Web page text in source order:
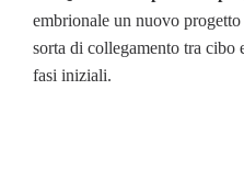
embrionale un nuovo
sorta di collegamento tra cibo
fasi iniziali.